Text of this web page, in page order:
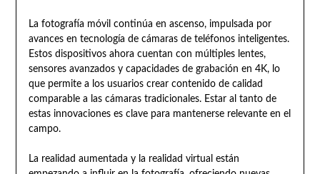
La fotografía móvil continúa en ascenso, impulsada por
avances en tecnología de cámaras de teléfonos inteligentes.
Estos dispositivos ahora cuentan con múltiples lentes,
sensores avanzados y capacidades de grabación en 4K, lo
que permite a los usuarios crear contenido de calidad
comparable a las cámaras tradicionales. Estar al tanto de
estas innovaciones es clave para mantenerse relevante en el
campo.
La realidad aumentada y la realidad virtual están